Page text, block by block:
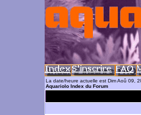
La date/heure actuelle est Dim Aoû 09,
Aquariolo Index du Forum